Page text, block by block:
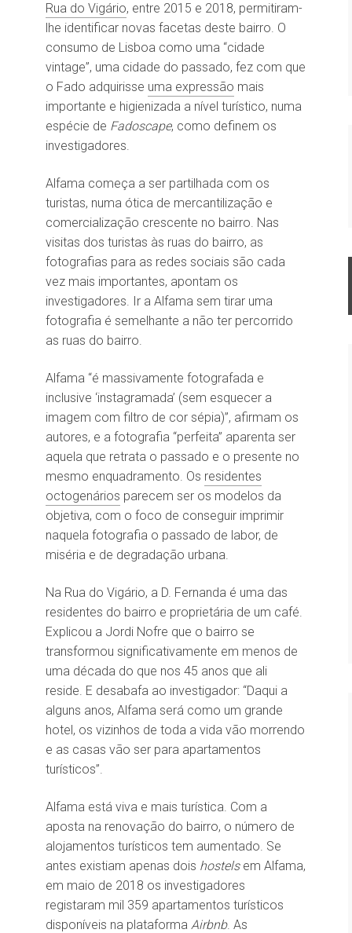
Rua do Vigário, entre 2015 e 2018, permitiram-
lhe identificar novas facetas deste bairro. O
consumo de Lisboa como uma “cidade
vintage”, uma cidade do passado, fez com que
o Fado adquirisse uma expressão mais
importante e higienizada a nível turístico, numa
espécie de Fadoscape, como definem os
investigadores.
Alfama começa a ser partilhada com os
turistas, numa ótica de mercantilização e
comercialização crescente no bairro. Nas
visitas dos turistas às ruas do bairro, as
fotografias para as redes sociais são cada
vez mais importantes, apontam os
investigadores. Ir a Alfama sem tirar uma
fotografia é semelhante a não ter percorrido
as ruas do bairro.
Alfama “é massivamente fotografada e
inclusive ‘instagramada’ (sem esquecer a
imagem com filtro de cor sépia)”, afirmam os
autores, e a fotografia “perfeita” aparenta ser
aquela que retrata o passado e o presente no
mesmo enquadramento. Os residentes
octogenários parecem ser os modelos da
objetiva, com o foco de conseguir imprimir
naquela fotografia o passado de labor, de
miséria e de degradação urbana.
Na Rua do Vigário, a D. Fernanda é uma das
residentes do bairro e proprietária de um café.
Explicou a Jordi Nofre que o bairro se
transformou significativamente em menos de
uma década do que nos 45 anos que ali
reside. E desabafa ao investigador: “Daqui a
alguns anos, Alfama será como um grande
hotel, os vizinhos de toda a vida vão morrendo
e as casas vão ser para apartamentos
turísticos”.
Alfama está viva e mais turística. Com a
aposta na renovação do bairro, o número de
alojamentos turísticos tem aumentado. Se
antes existiam apenas dois hostelsem Alfama,
em maio de 2018 os investigadores
registaram mil 359 apartamentos turísticos
disponíveis na plataforma Airbnb. As